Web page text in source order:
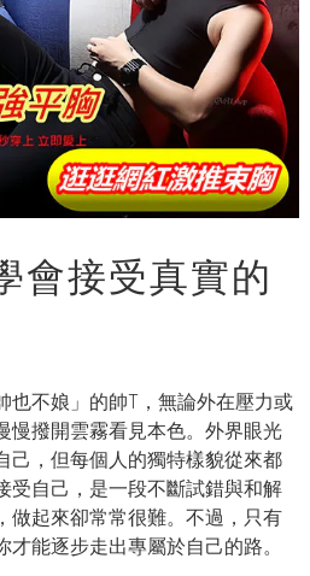
會接受真實的
也不娘」的帥T，無論外在壓力或
慢撥開雲霧看見本色。外界眼光
己，但每個人的獨特樣貌從來都
受自己，是一段不斷試錯與和解
做起來卻常常很難。不過，只有
能逐步走出專屬於自己的路。